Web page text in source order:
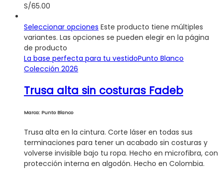
S/65.00
Seleccionar opciones Este producto tiene múltiples
variantes. Las opciones se pueden elegir en la página
de producto
La base perfecta para tu vestidoPunto Blanco
Colección 2026
Trusa alta sin costuras Fadeb
Marca: Punto Blanco
Trusa alta en la cintura. Corte láser en todas sus
terminaciones para tener un acabado sin costuras y
volverse invisible bajo tu ropa. Hecho en microfibra, con
protección interna en algodón. Hecho en Colombia.